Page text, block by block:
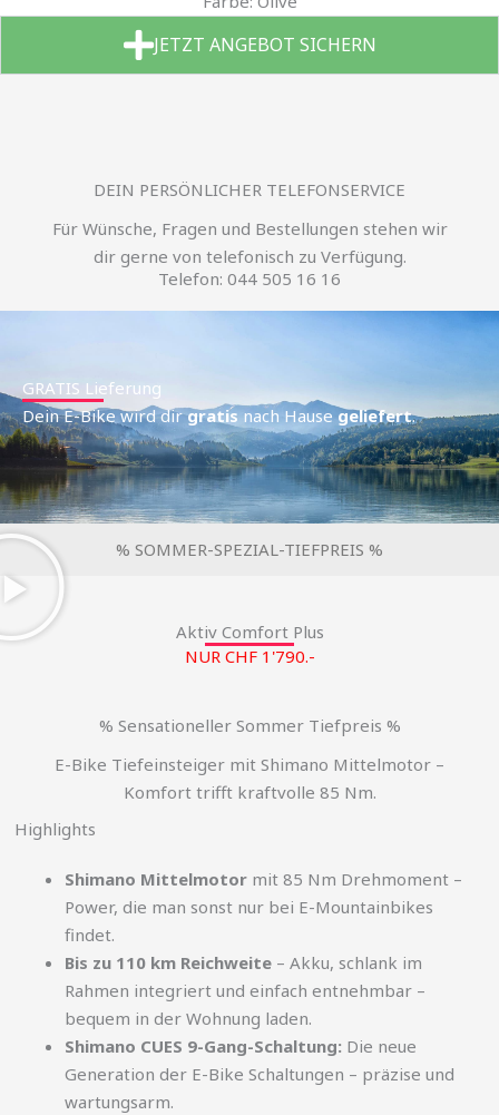
JETZT ANGEBOT SICHERN
DEIN PERSÖNLICHER TELEFONSERVICE
Für Wünsche, Fragen und Bestellungen stehen wir
dir gerne von telefonisch zu Verfügung.
Telefon: 044 505 16 16
GRATIS Lieferung
Dein E-Bike wird dirgratisnach Hausegeliefert.
% SOMMER-SPEZIAL-TIEFPREIS %
Aktiv Comfort Plus
NUR CHF 1'790.-
% Sensationeller Sommer Tiefpreis %
E-Bike Tiefeinsteiger mit Shimano Mittelmotor –
Komfort trifft kraftvolle 85 Nm.
Highlights
Shimano Mittelmotor mit 85 Nm Drehmoment –
Power, die man sonst nur bei E-Mountainbikes
findet.
Bis zu 110 km Reichweite – Akku, schlank im
Rahmen integriert und einfach entnehmbar –
bequem in der Wohnung laden.
Shimano CUES 9-Gang-Schaltung: Die neue
Generation der E-Bike Schaltungen – präzise und
wartungsarm.